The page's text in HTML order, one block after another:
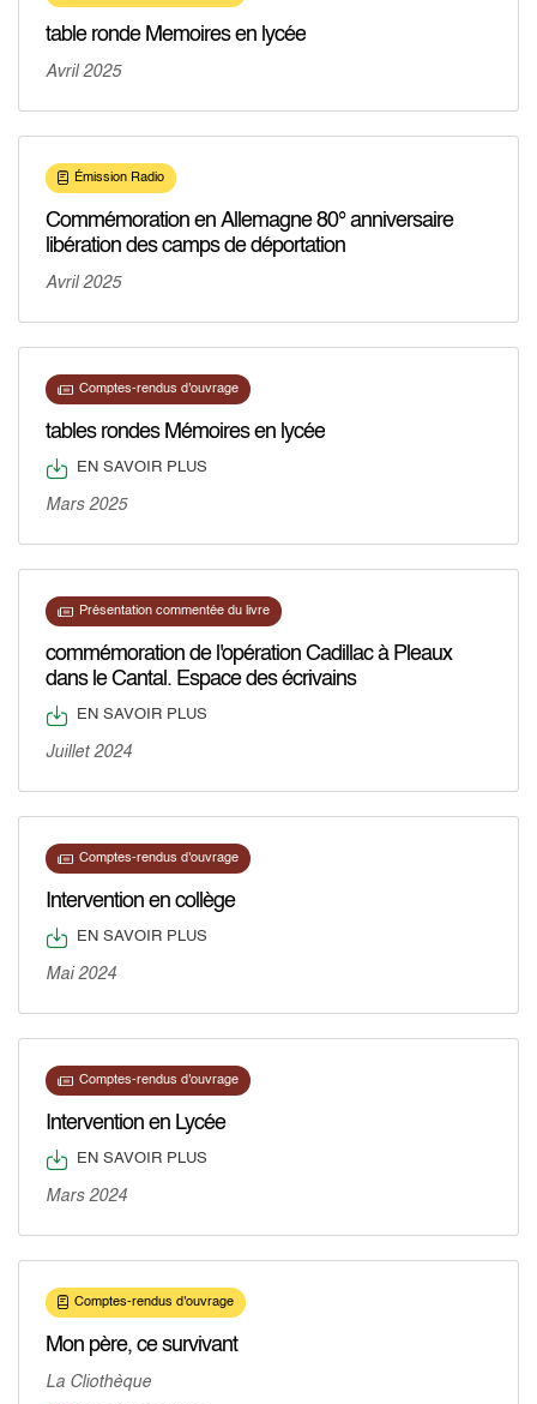
table ronde Memoires en lycée
Avril 2025
Émission Radio
Commémoration en Allemagne 80° anniversaire
libération des camps de déportation
Avril 2025
Comptes-rendus d'ouvrage
tables rondes Mémoires en lycée
EN SAVOIR PLUS
Mars 2025
Présentation commentée du livre
commémoration de l'opération Cadillac à Pleaux
dans le Cantal. Espace des écrivains
EN SAVOIR PLUS
Juillet 2024
Comptes-rendus d'ouvrage
Intervention en collège
EN SAVOIR PLUS
Mai 2024
Comptes-rendus d'ouvrage
Intervention en Lycée
EN SAVOIR PLUS
Mars 2024
Comptes-rendus d'ouvrage
Mon père, ce survivant
La Cliothèque